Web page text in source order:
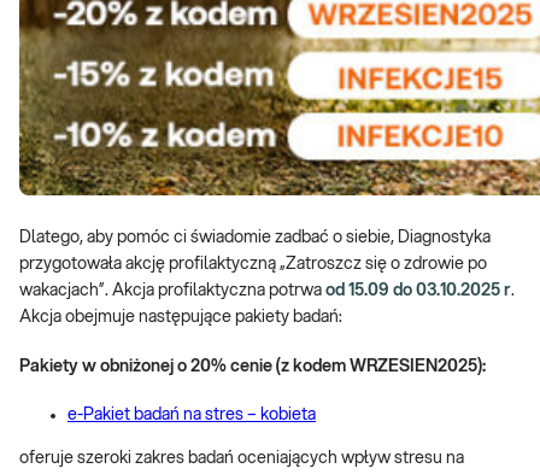
Dlatego, aby pomóc ci świadomie zadbać o siebie, Diagnostyka
przygotowała akcję profilaktyczną „Zatroszcz się o zdrowie po
wakacjach”. Akcja profilaktyczna potrwa od 15.09 do 03.10.2025 r.
Akcja obejmuje następujące pakiety badań:
Pakiety w obniżonej o 20% cenie (z kodem WRZESIEN2025):
e-Pakiet badań na stres – kobieta
oferuje szeroki zakres badań oceniających wpływ stresu na